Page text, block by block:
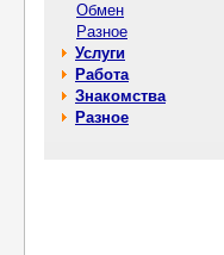
Обмен
Разное
Услуги
Работа
Знакомства
Разное